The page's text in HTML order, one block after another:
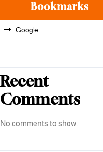
Bookmarks
Google
Recent
Comments
No comments to show.